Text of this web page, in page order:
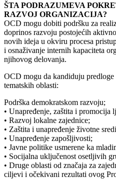
ŠTA PODRAZUMEVA
RAZVOJ ORGANIZACIJA?
OCD mogu dobiti podršku za
doprinos razvoju postojećih
novih ideja u okviru procesa
i osnaživanje internih kapaciteta
njihovog delovanja.
OCD mogu da kandiduju
tematskih oblasti:
Podrška demokratskom razvoju;
• Unapređenje, zaštita i promocija
• Razvoj lokalne zajednice;
• Zaštita i unapređenje životne
• Unapređenje zapošljivosti;
• Javne politike usmerene ka
• Socijalna uključenost osetljivih
• Druge oblasti od značaja za
ciljevi i očekivani rezultati ovog